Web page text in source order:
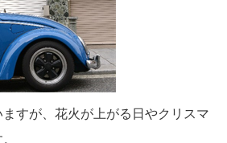
すが、花火が上がる日やクリスマ